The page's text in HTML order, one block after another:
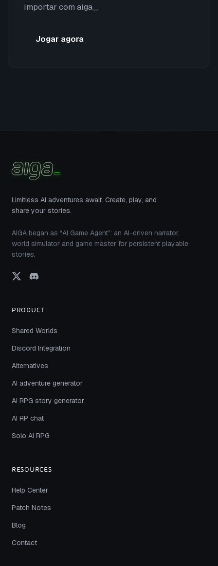
importar com aiga_.
Jogar agora
Limitless AI adventures await. Create, play, and
share your stories.
AIGA began as “AI Game Agent”: an AI-driven narrator,
world simulator and game master for persistent playable
stories.
PRODUCT
Shared Worlds
Discord Integration
Alternatives
AI adventure generator
AI RPG story generator
AI RP chat
Solo AI RPG
RESOURCES
Help Center
Patch Notes
Blog
Contact